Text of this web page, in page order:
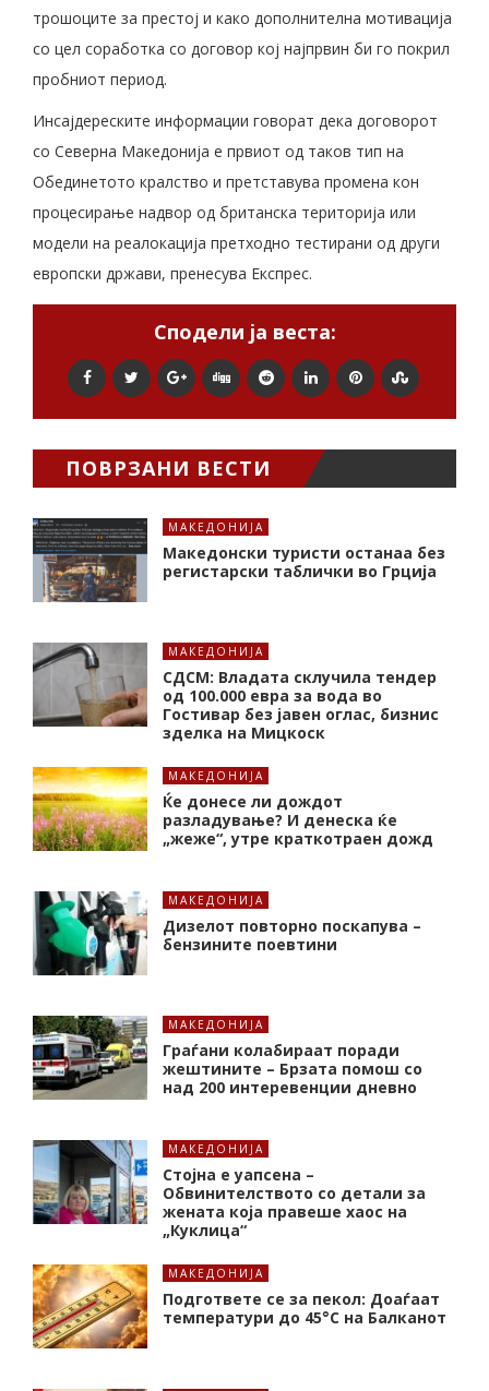
трошоците за престој и како дополнителна мотивација
со цел соработка со договор кој најпрвин би го покрил
пробниот период.
Инсајдереските информации говорат дека договорот
со Северна Македонија е првиот од таков тип на
Обединетото кралство и претставува промена кон
процесирање надвор од британска територија или
модели на реалокација претходно тестирани од други
европски држави, пренесува Експрес.
Сподели ја веста:
ПОВРЗАНИ ВЕСТИ
МАКЕДОНИЈА
Македонски туристи останаа без
регистарски таблички во Грција
МАКЕДОНИЈА
СДСМ: Владата склучила тендер
од 100.000 евра за вода во
Гостивар без јавен оглас, бизнис
зделка на Мицкоск
МАКЕДОНИЈА
Ќе донесе ли дождот
разладување? И денеска ќе
„жеже“, утре краткотраен дожд
МАКЕДОНИЈА
Дизелот повторно поскапува –
бензините поевтини
МАКЕДОНИЈА
Граѓани колабираат поради
жештините – Брзата помош со
над 200 интеревенции дневно
МАКЕДОНИЈА
Стојна е уапсена –
Обвинителството со детали за
жената која правеше хаос на
„Куклица“
МАКЕДОНИЈА
Подгответе се за пекол: Доаѓаат
температури до 45°C на Балканот